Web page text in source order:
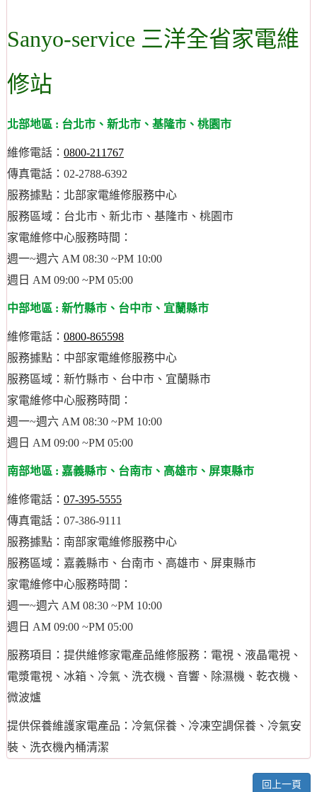
Sanyo-service 三洋全省家電維
修站
北部地區 : 台北市、新北市、基隆市、桃園市
維修電話： 0800-211767
傳真電話：02-2788-6392
服務據點：北部家電維修服務中心
服務區域：台北市、新北市、基隆市、桃園市
家電維修中心服務時間：
週一~週六 AM 08:30 ~PM 10:00
週日 AM 09:00 ~PM 05:00
中部地區 : 新竹縣市、台中市、宜蘭縣市
維修電話： 0800-865598
服務據點：中部家電維修服務中心
服務區域：新竹縣市、台中市、宜蘭縣市
家電維修中心服務時間：
週一~週六 AM 08:30 ~PM 10:00
週日 AM 09:00 ~PM 05:00
南部地區 : 嘉義縣市、台南市、高雄市、屏東縣市
維修電話： 07-395-5555
傳真電話：07-386-9111
服務據點：南部家電維修服務中心
服務區域：嘉義縣市、台南市、高雄市、屏東縣市
家電維修中心服務時間：
週一~週六 AM 08:30 ~PM 10:00
週日 AM 09:00 ~PM 05:00
服務項目：提供維修家電產品維修服務：電視、液晶電視、
電漿電視、冰箱、冷氣、洗衣機、音響、除濕機、乾衣機、
微波爐
提供保養維護家電產品：冷氣保養、冷凍空調保養、冷氣安
裝、洗衣機內桶清潔
回上一頁